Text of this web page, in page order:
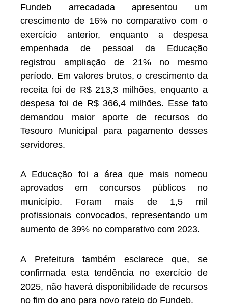
Fundeb arrecadada apresentou um
crescimento de 16% no comparativo com o
exercício anterior, enquanto a despesa
empenhada de pessoal da Educação
registrou ampliação de 21% no mesmo
período. Em valores brutos, o crescimento da
receita foi de R$ 213,3 milhões, enquanto a
despesa foi de R$ 366,4 milhões. Esse fato
demandou maior aporte de recursos do
Tesouro Municipal para pagamento desses
servidores.
A Educação foi a área que mais nomeou
aprovados em concursos públicos no
município. Foram mais de 1,5 mil
profissionais convocados, representando um
aumento de 39% no comparativo com 2023.
A Prefeitura também esclarece que, se
confirmada esta tendência no exercício de
2025, não haverá disponibilidade de recursos
no fim do ano para novo rateio do Fundeb.